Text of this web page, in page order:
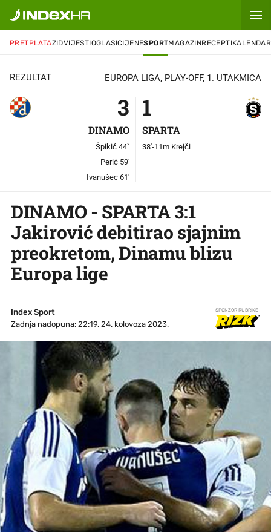
PRETPLATAZIDVIJESTIOGLASICIJENESPORTMAGAZINRECEPTIKALENDAR
REZULTAT EUROPA LIGA, PLAY-OFF, 1. UTAKMICA
3 1
DINAMO SPARTA
Špikić 44`
Perić 59'
Ivanušec 61'
38'-11m Krejči
DINAMO - SPARTA 3:1
Jakirović debitirao sjajnim
preokretom, Dinamu blizu
Europa lige
Index Sport
Zadnja nadopuna: 22:19, 24. kolovoza 2023.
SPONZOR RUBRIKE
OTVORI